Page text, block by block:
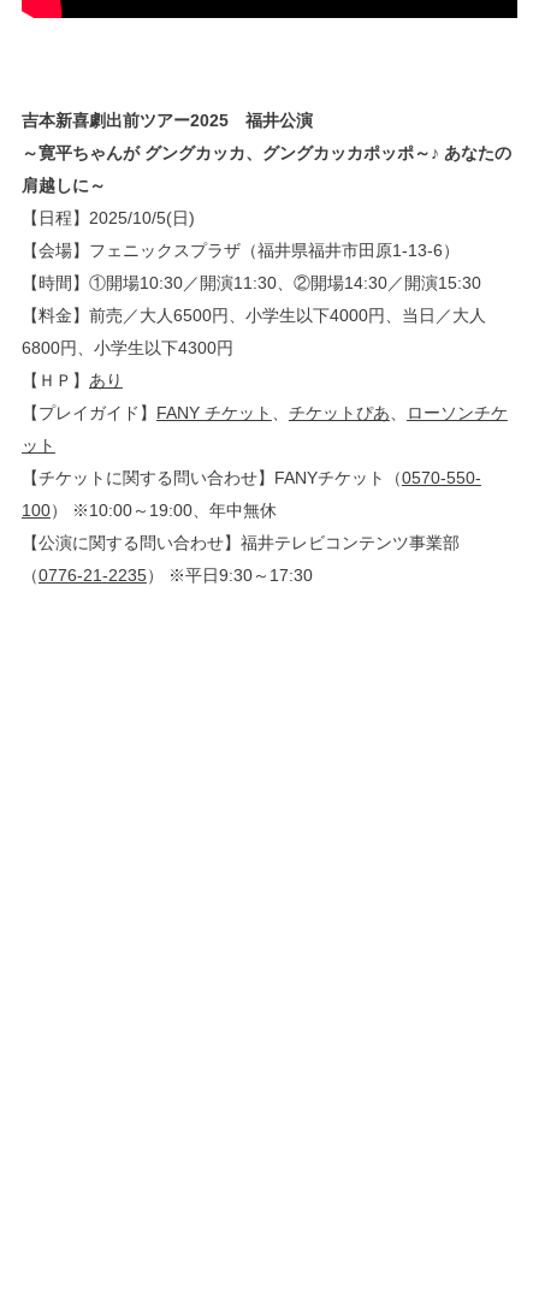
吉本新喜劇出前ツアー2025 福井公演
～寛平ちゃんが グングカッカ、グングカッカポッポ～♪ あなたの
肩越しに～
【日程】2025/10/5(日)
【会場】フェニックスプラザ（福井県福井市田原1-13-6）
【時間】①開場10:30／開演11:30、②開場14:30／開演15:30
【料金】前売／大人6500円、小学生以下4000円、当日／大人
6800円、小学生以下4300円
【ＨＰ】 あり
【プレイガイド】 FANY チケット チケットぴあ
ローソンチケ
ット
【チケットに関する問い合わせ】FANYチケット（0570-550-
100） ※10:00～19:00、年中無休
【公演に関する問い合わせ】福井テレビコンテンツ事業部
（0776-21-2235） ※平日9:30～17:30